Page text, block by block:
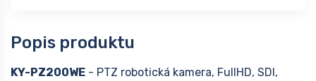
Popis produktu
KY-PZ200WE - PTZ robotická kamera, FullHD, SDI,